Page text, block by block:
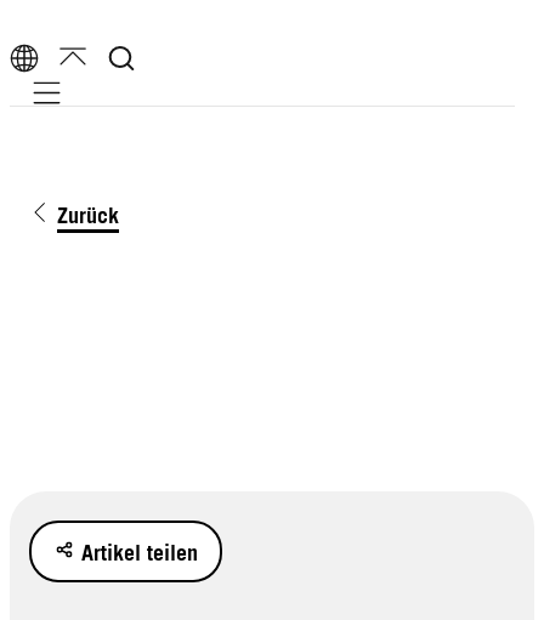
Mobile navigation
Zurück
Artikel teilen